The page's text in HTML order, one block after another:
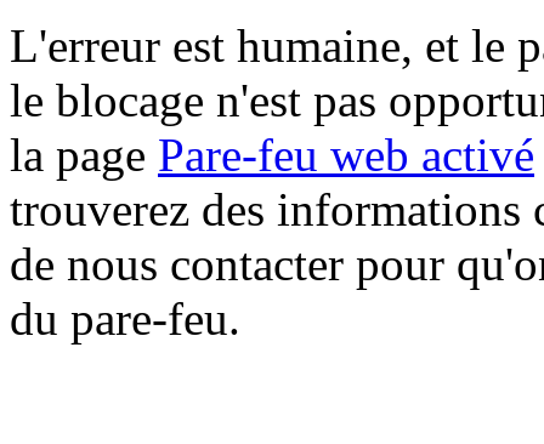
L'erreur est humaine, et le
le blocage n'est pas
la page Pare-feu web activé
trouverez des informations
de nous contacter pour
du pare-feu.